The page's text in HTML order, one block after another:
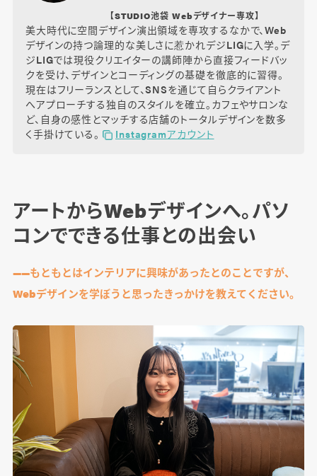
【STUDIO池袋 Webデザイナー専攻】
美大時代に空間デザイン演出領域を専攻するなかで、Web
デザインの持つ論理的な美しさに惹かれデジLIGに入学。デ
ジLIGでは現役クリエイターの講師陣から直接フィードバッ
クを受け、デザインとコーディングの基礎を徹底的に習得。
現在はフリーランスとして、SNSを通じて自らクライアント
へアプローチする独自のスタイルを確立。カフェやサロンな
ど、自身の感性とマッチする店舗のトータルデザインを数多
く手掛けている。
Instagramアカウント
アートからWebデザインへ。パソ
コンでできる仕事との出会い
――もともとはインテリアに興味があったとのことですが、
Webデザインを学ぼうと思ったきっかけを教えてください。